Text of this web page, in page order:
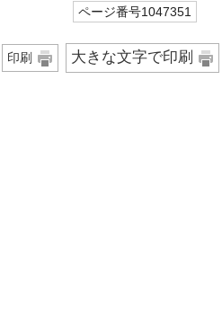
ページ番号1047351
印刷 大きな文字で印刷